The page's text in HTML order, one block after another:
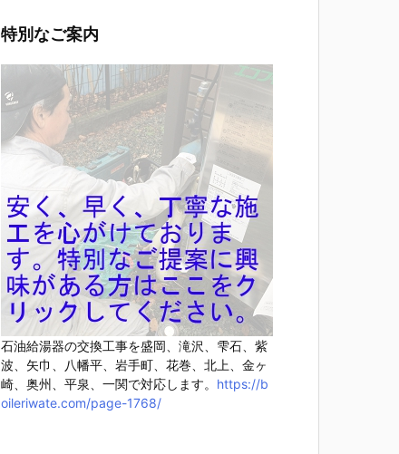
特別なご案内
石油給湯器の交換工事を盛岡、滝沢、雫石、紫
波、矢巾、八幡平、岩手町、花巻、北上、金ヶ
崎、奥州、平泉、一関で対応します。 https://b
oileriwate.com/page-1768/